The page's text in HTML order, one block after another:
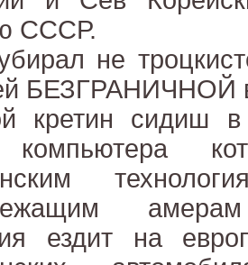
СССР.
не
БЕЗГРАНИЧНОЙ
кретин сидиш
компьютера
ездит на